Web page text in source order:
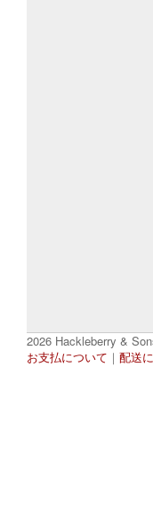
2026 Hackleberry &
お支払について ｜ 配送